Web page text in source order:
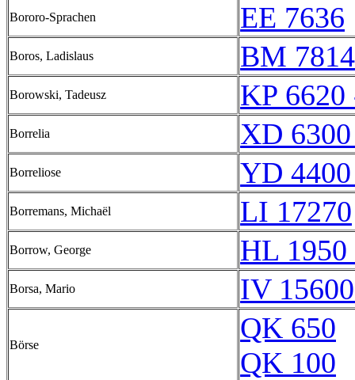
Bororo-Sprachen EE 7636
Boros, Ladislaus BM
Borowski, Tadeusz KP
Borrelia XD
Borreliose YD
Borremans, Michaël LI 17270
Borrow, George HL
Borsa, Mario IV
Börse
QK 650
QK 100